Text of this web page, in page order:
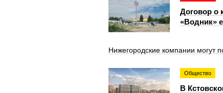
Договор о
«Водник»
Нижегородские компании могут
Общество
В